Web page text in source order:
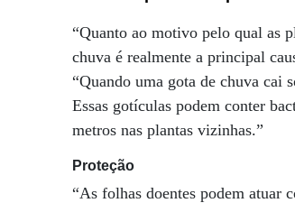
“Quanto ao motivo pelo qual as
chuva é realmente a principal
“Quando uma gota de chuva cai
Essas gotículas podem conter
metros nas plantas vizinhas.”
Proteção
“As folhas doentes podem atuar